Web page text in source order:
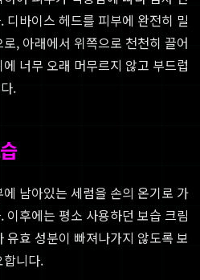
바이스 헤드를 피부에 완전히 밀
, 아래에서 위쪽으로 천천히 끌어
너무 오래 머무르지 않고 부드럽
.
남아있는 세럼을 손의 온기로 가
후에는 평소 사용하던 보습 크림
효 성분이 빠져나가지 않도록 보
합니다.